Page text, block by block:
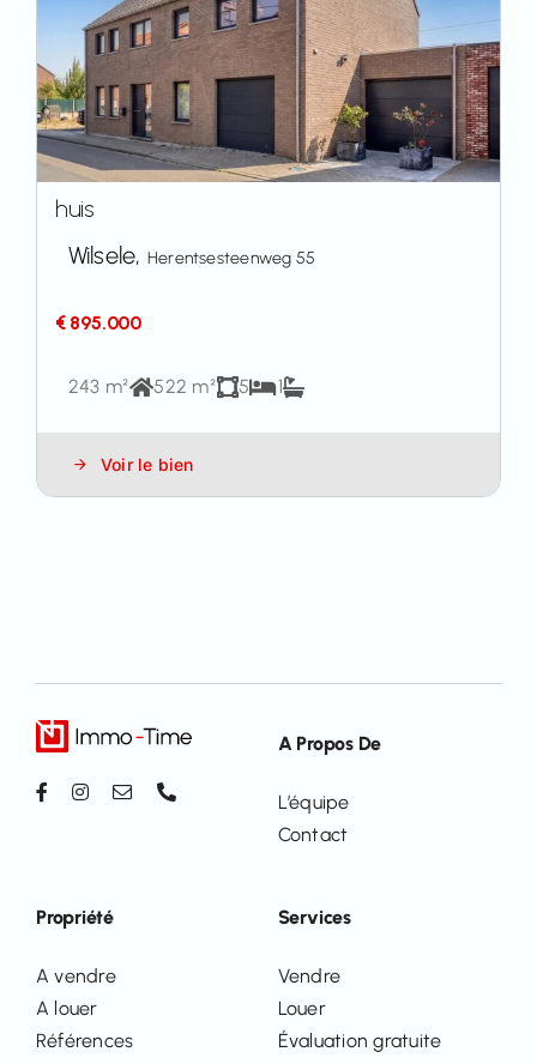
huis
Wilsele, Herentsesteenweg 55
€ 895.000
243 m² 522 m² 5 1
Voir le bien
Services
Vendre
Louer
Évaluation gratuite
Propriété
A vendre
A louer
Références
A Propos De
L’équipe
Contact